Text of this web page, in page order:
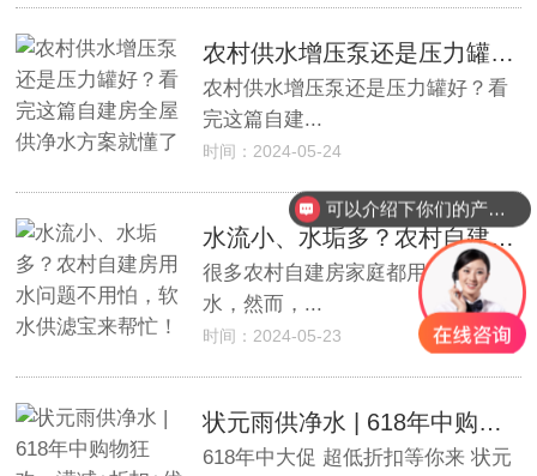
农村供水增压泵还是压力罐好？看完这篇自建房全屋供净水方案就懂了
农村供水增压泵还是压力罐好？看
完这篇自建...
时间：2024-05-24
水流小、水垢多？农村自建房用水问题不用怕，软水供滤宝来帮忙！
很多农村自建房家庭都用上了自来
水，然而，...
时间：2024-05-23
状元雨供净水 | 618年中购物狂欢，满减+折扣+优惠券，钜惠不容错过！
618年中大促 超低折扣等你来 状元
可以介绍下你们的产品么？